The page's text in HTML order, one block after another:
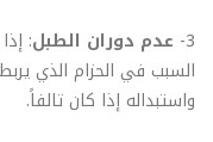
3- عدم دوران الطبل:
السبب في الحزام الذي
واستبداله إذا كان تالفاً.